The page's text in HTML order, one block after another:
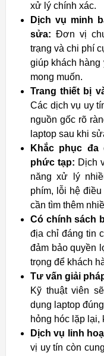
xử lý chính xác.
Dịch vụ minh
sửa: Đơn vị
trạng và chi phí
giúp khách hàng
mong muốn.
Trang thiết bị
Các dịch vụ uy
nguồn gốc rõ
laptop sau khi
Khắc phục
phức tạp: Dịch
năng xử lý
phím, lỗi hệ
cần tìm thêm
Có chính sách
địa chỉ đáng tin
đảm bảo quyền
trọng để khách
Tư vấn giải
Kỹ thuật viên
dụng laptop
hỏng hóc lặp lại,
Dịch vụ linh
vị uy tín còn